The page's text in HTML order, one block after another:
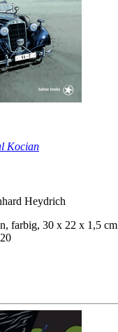
Kocian
Heydrich
farbig, 30 x 22 x 1,5 cm